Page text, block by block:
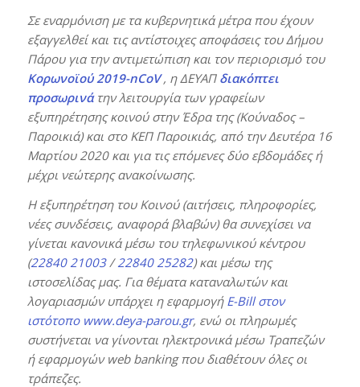
Σε εναρμόνιση με τα κυβερνητικά μέτρα που έχουν
εξαγγελθεί και τις αντίστοιχες αποφάσεις του Δήμου
Πάρου για την αντιμετώπιση και τον περιορισμό του
Κορωνοϊού 2019-nCoV, η ΔΕΥΑΠ διακόπτει
προσωρινά την λειτουργία των γραφείων
εξυπηρέτησης κοινού στην Έδρα της (Κούναδος –
Παροικιά) και στο ΚΕΠ Παροικιάς, από την Δευτέρα 16
Μαρτίου 2020 και για τις επόμενες δύο εβδομάδες ή
μέχρι νεώτερης ανακοίνωσης.
Η εξυπηρέτηση του Κοινού (αιτήσεις, πληροφορίες,
νέες συνδέσεις, αναφορά βλαβών) θα συνεχίσει να
γίνεται κανονικά μέσω του τηλεφωνικού κέντρου
(22840 21003/22840 25282) και μέσω της
ιστοσελίδας μας. Για θέματα καταναλωτών και
λογαριασμών υπάρχει η εφαρμογή E-Bill στον
ιστότοπο www.deya-parou.gr, ενώ οι πληρωμές
συστήνεται να γίνονται ηλεκτρονικά μέσω Τραπεζών
ή εφαρμογών web banking που διαθέτουν όλες οι
τράπεζες.